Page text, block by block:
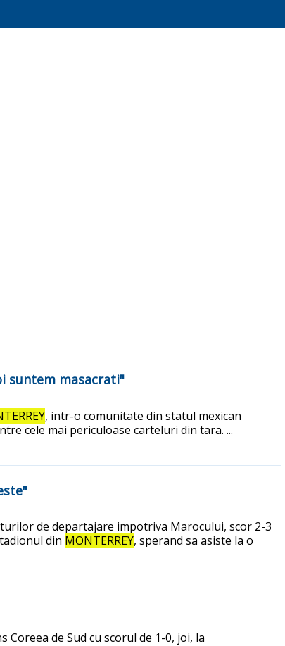
suntem masacrati"
, intr-o comunitate din statul mexican
cele mai periculoase carteluri din tara. ...
de departajare impotriva Marocului, scor 2-3
din MONTERREY, sperand sa asiste la o
de Sud cu scorul de 1-0, joi, la